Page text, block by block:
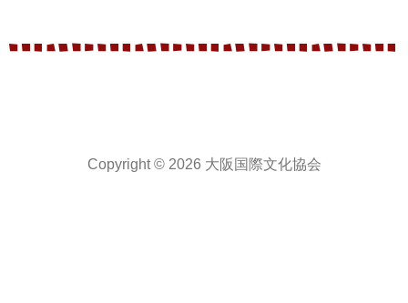
Copyright © 2026 大阪国際文化協会